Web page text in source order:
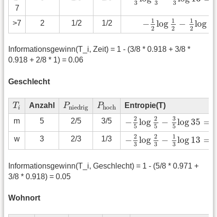
7
3
3
3
>7 2 1/2 1/2 − 1
2 log 1
2
−
1
2 log
−12log12−12log
Informationsgewinn(T_i, Zeit) = 1 - (3/8 * 0.918 + 3/8 *
0.918 + 2/8 * 1) = 0.06
Geschlecht
Ti
Ti Anzahl Pniedrig
PniedrigPhoch
Phoch Entropie(T)
m
5 2/5 3/5 − 2
5 log 2
5
−
3
5 log 35 =
−25log25−35log35=
w 3 2/3 1/3 − 2
3 log 2
3
−
1
3 log 13 =
−23log23−13log13=
Informationsgewinn(T_i, Geschlecht) = 1 - (5/8 * 0.971 +
3/8 * 0.918) = 0.05
Wohnort